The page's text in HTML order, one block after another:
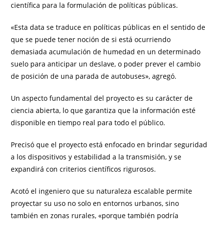
científica para la formulación de políticas públicas.
«Esta data se traduce en políticas públicas en el sentido de
que se puede tener noción de si está ocurriendo
demasiada acumulación de humedad en un determinado
suelo para anticipar un deslave, o poder prever el cambio
de posición de una parada de autobuses», agregó.
Un aspecto fundamental del proyecto es su carácter de
ciencia abierta, lo que garantiza que la información esté
disponible en tiempo real para todo el público.
Precisó que el proyecto está enfocado en brindar seguridad
a los dispositivos y estabilidad a la transmisión, y se
expandirá con criterios científicos rigurosos.
Acotó el ingeniero que su naturaleza escalable permite
proyectar su uso no solo en entornos urbanos, sino
también en zonas rurales, «porque también podría